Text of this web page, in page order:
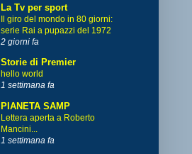
La Tv per sport
Il giro del mondo in 80 giorni:
serie Rai a pupazzi del 1972
2 giorni fa
Storie di Premier
hello world
1 settimana fa
PIANETA SAMP
Lettera aperta a Roberto
Mancini...
1 settimana fa